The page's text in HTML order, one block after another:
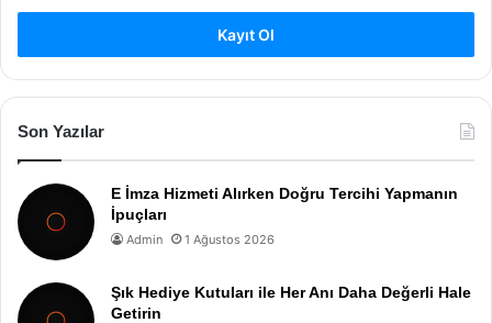
Kayıt Ol
Son Yazılar
E İmza Hizmeti Alırken Doğru Tercihi Yapmanın
İpuçları
Admin 1 Ağustos 2026
Şık Hediye Kutuları ile Her Anı Daha Değerli Hale
Getirin